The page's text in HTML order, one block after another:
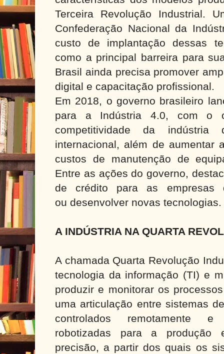
Terceira Revolução Industrial.
Confederação Nacional da
custo de implantação dessas
como a principal barreira para
Brasil ainda precisa promover
digital e capacitação profissional.
Em 2018, o governo brasileiro
para a Indústria 4.0, com o
competitividade da
internacional, além de aumentar
custos de manutenção de
Entre as ações do governo,
de crédito para as empresas
ou desenvolver novas tecnologias.
A INDÚSTRIA NA QUARTA
A chamada Quarta Revolução
tecnologia da informação (TI) e
produzir e monitorar os
uma articulação entre sistemas
controlados remotamente e
robotizadas para a produção
precisão, a partir dos quais os